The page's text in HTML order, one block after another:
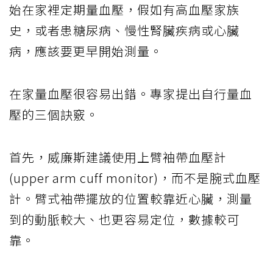
始在家裡定期量血壓，假如有高血壓家族
史，或者患糖尿病、慢性腎臟疾病或心臟
病，應該要更早開始測量。
在家量血壓很容易出錯。專家提出自行量血
壓的三個訣竅。
首先，威廉斯建議使用上臂袖帶血壓計
(upper arm cuff monitor)，而不是腕式血壓
計。臂式袖帶擺放的位置較靠近心臟，測量
到的動脈較大、也更容易定位，數據較可
靠。